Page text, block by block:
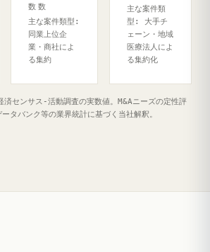
数 数
主な案件類型:
同業上位企
業・商社によ
る集約
主な案件類
型: 大手チ
ェーン・地域
医療法人によ
る集約化
センサス‐活動調査の実数値。M&Aニーズの定性評
タバンク等の業界統計に基づく当社解釈。